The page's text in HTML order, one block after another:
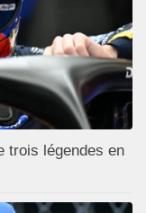
trois légendes en